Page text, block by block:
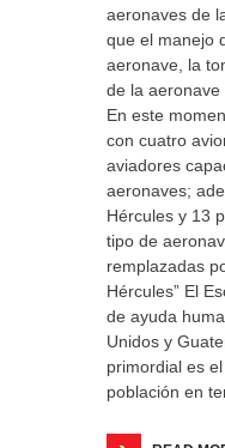
aeronaves de
que el manejo
aeronave, la
de la aeronave
En este
con cuatro
aviadores
aeronaves;
Hércules y 13
tipo de
remplazadas
Hércules” El
de ayuda
Unidos y
primordial es
población en